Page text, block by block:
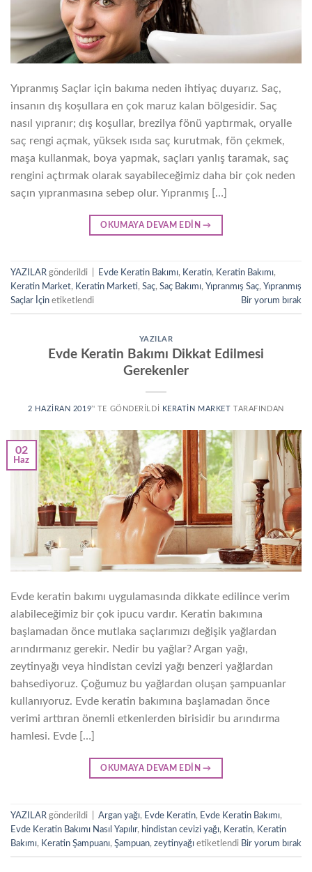
Yıpranmış Saçlar için bakıma neden ihtiyaç duyarız. Saç,
insanın dış koşullara en çok maruz kalan bölgesidir. Saç
nasıl yıpranır; dış koşullar, brezilya fönü yaptırmak, oryalle
saç rengi açmak, yüksek ısıda saç kurutmak, fön çekmek,
maşa kullanmak, boya yapmak, saçları yanlış taramak, saç
rengini açtırmak olarak sayabileceğimiz daha bir çok neden
saçın yıpranmasına sebep olur. Yıpranmış […]
OKUMAYA DEVAM EDIN→
YAZILAR gönderildi Evde Keratin Bakımı, Keratin, Keratin Bakımı,
Keratin Market, Keratin Marketi, Saç, Saç Bakımı, Yıpranmış Saç, Yıpranmış
Saçlar İçin etiketlendi Bir yorum bırak
YAZILAR
Evde Keratin Bakımı Dikkat Edilmesi
Gerekenler
2 HAZIRAN 2019’' TE GÖNDERILDI KERATIN MARKET TARAFINDAN
02
Haz
Evde keratin bakımı uygulamasında dikkate edilince verim
alabileceğimiz bir çok ipucu vardır. Keratin bakımına
başlamadan önce mutlaka saçlarımızı değişik yağlardan
arındırmanız gerekir. Nedir bu yağlar? Argan yağı,
zeytinyağı veya hindistan cevizi yağı benzeri yağlardan
bahsediyoruz. Çoğumuz bu yağlardan oluşan şampuanlar
kullanıyoruz. Evde keratin bakımına başlamadan önce
verimi arttıran önemli etkenlerden birisidir bu arındırma
hamlesi. Evde […]
OKUMAYA DEVAM EDIN→
YAZILAR gönderildi Argan yağı, Evde Keratin, Evde Keratin Bakımı,
Evde Keratin Bakımı Nasıl Yapılır, hindistan cevizi yağı, Keratin, Keratin
Bakımı, Keratin Şampuanı, Şampuan, zeytinyağı etiketlendi Bir yorum bırak